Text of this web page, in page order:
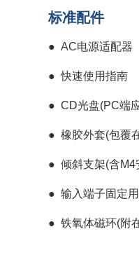
标准配件
● AC电源适配器
●快速使用指南
● CD光盘(PC端
● 橡胶外套(包覆
● 倾斜支架(含M4
● 输入端子固定
● 铁氧体磁环(附